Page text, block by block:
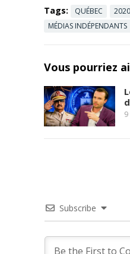
Tags: QUÉBEC 2020
MÉDIAS INDÉPENDANTS
Vous pourriez
9
Subscribe